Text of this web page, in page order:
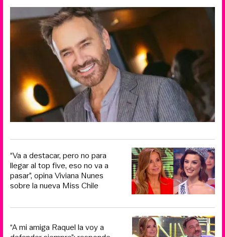
“Va a destacar, pero no para
llegar al top five, eso no va a
pasar”, opina Viviana Nunes
sobre la nueva Miss Chile
“A mi amiga Raquel la voy a